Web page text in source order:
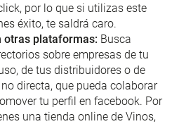
por lo que si utilizas este
éxito, te saldrá caro.
otras plataformas: Busca
sobre empresas de tu
de tus distribuidores o de
directa, que pueda colaborar
tu perfil en facebook. Por
una tienda online de Vinos,